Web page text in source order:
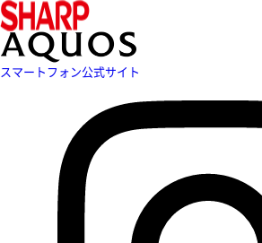
スマートフォン公式サイト